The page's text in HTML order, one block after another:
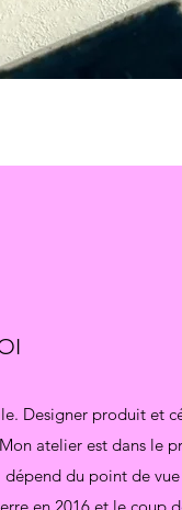
Designer produit et
atelier est dans le
du point de